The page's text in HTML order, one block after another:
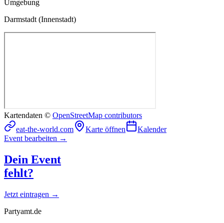
Umgebung
Darmstadt (Innenstadt)
Kartendaten © OpenStreetMap contributors
eat-the-world.com
Karte öffnen
Kalender
Event bearbeiten →
Dein Event
fehlt?
Jetzt eintragen →
Partyamt.de